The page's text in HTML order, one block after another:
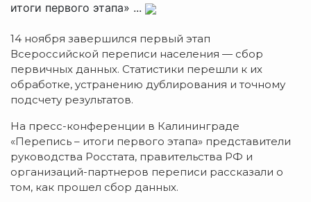
итоги первого этапа» ...
14 ноября завершился первый этап
Всероссийской переписи населения — сбор
первичных данных. Статистики перешли к их
обработке, устранению дублирования и точному
подсчету результатов.
На пресс-конференции в Калининграде
«Перепись – итоги первого этапа» представители
руководства Росстата, правительства РФ и
организаций-партнеров переписи рассказали о
том, как прошел сбор данных.